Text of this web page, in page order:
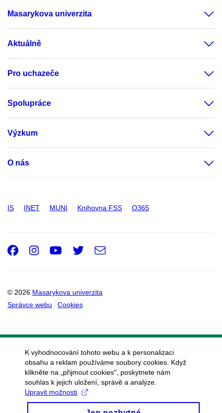
Masarykova univerzita
Aktuálně
Pro uchazeče
Spolupráce
Výzkum
O nás
IS INET MUNI Knihovna FSS O365
© 2026 Masarykova univerzita
Správce webu
Cookies
Facebook
Instagram
Youtube
Twitter
e-
K vyhodnocování tohoto webu a k personalizaci
obsahu a reklam používáme soubory cookies. Když
klikněte na „přijmout cookies", poskytnete nám
souhlas k jejich uložení, správě a analýze.
Upravit možnosti